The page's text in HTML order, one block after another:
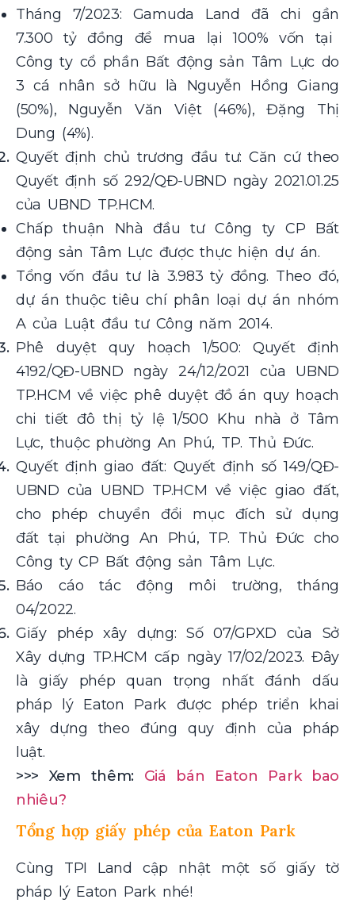
Tháng 7/2023: Gamuda Land đã chi gần
7.300 tỷ đồng để mua lại 100% vốn tại
Công ty cổ phần Bất động sản Tâm Lực do
3 cá nhân sở hữu là Nguyễn Hồng Giang
(50%), Nguyễn Văn Việt (46%), Đặng Thị
Dung (4%).
Quyết định chủ trương đầu tư: Căn cứ theo
Quyết định số 292/QĐ-UBND ngày 2021.01.25
của UBND TP.HCM.
Chấp thuận Nhà đầu tư Công ty CP Bất
động sản Tâm Lực được thực hiện dự án.
Tổng vốn đầu tư là 3.983 tỷ đồng. Theo đó,
dự án thuộc tiêu chí phân loại dự án nhóm
A của Luật đầu tư Công năm 2014.
Phê duyệt quy hoạch 1/500: Quyết định
4192/QĐ-UBND ngày 24/12/2021 của UBND
TP.HCM về việc phê duyệt đồ án quy hoạch
chi tiết đô thị tỷ lệ 1/500 Khu nhà ở Tâm
Lực, thuộc phường An Phú, TP. Thủ Đức.
Quyết định giao đất: Quyết định số 149/QĐ-
UBND của UBND TP.HCM về việc giao đất,
cho phép chuyển đổi mục đích sử dụng
đất tại phường An Phú, TP. Thủ Đức cho
Công ty CP Bất động sản Tâm Lực.
Báo cáo tác động môi trường, tháng
04/2022.
Giấy phép xây dựng: Số 07/GPXD của Sở
Xây dựng TP.HCM cấp ngày 17/02/2023. Đây
là giấy phép quan trọng nhất đánh dấu
pháp lý Eaton Park được phép triển khai
xây dựng theo đúng quy định của pháp
luật.
>>> Xem thêm: Giá bán Eaton Park bao
nhiêu?
Tổng hợp giấy phép của Eaton Park
Cùng TPI Land cập nhật một số giấy tờ
pháp lý Eaton Park nhé!